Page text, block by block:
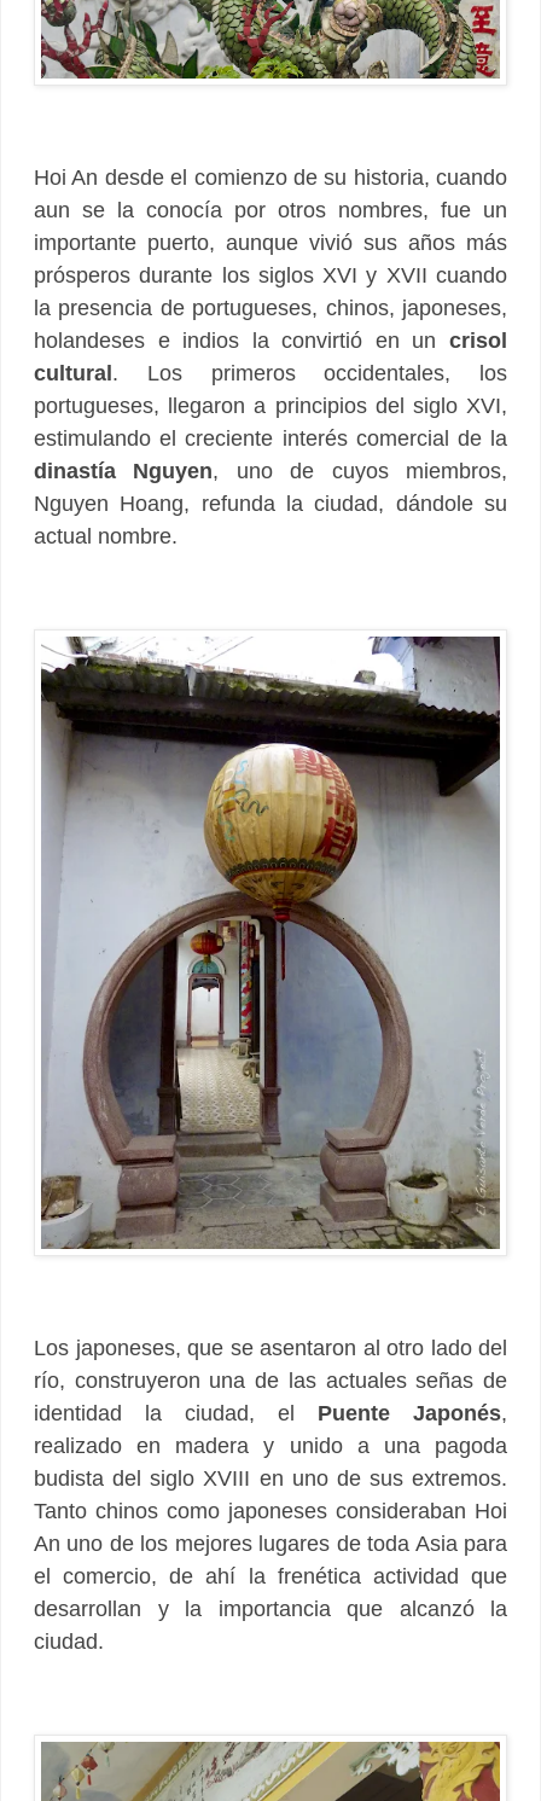
Hoi An desde el comienzo de su historia, cuando
aun se la conocía por otros nombres, fue un
importante puerto, aunque vivió sus años más
prósperos durante los siglos XVI y XVII cuando
la presencia de portugueses, chinos, japoneses,
holandeses e indios la convirtió en un crisol
cultural . Los primeros occidentales, los
portugueses, llegaron a principios del siglo XVI,
estimulando el creciente interés comercial de la
dinastía Nguyen, uno de cuyos miembros,
Nguyen Hoang, refunda la ciudad, dándole su
actual nombre.
Los japoneses, que se asentaron al otro lado del
río, construyeron una de las actuales señas de
identidad la ciudad, el Puente Japonés,
realizado en madera y unido a una pagoda
budista del siglo XVIII en uno de sus extremos.
Tanto chinos como japoneses consideraban Hoi
An uno de los mejores lugares de toda Asia para
el comercio, de ahí la frenética actividad que
desarrollan y la importancia que alcanzó la
ciudad.